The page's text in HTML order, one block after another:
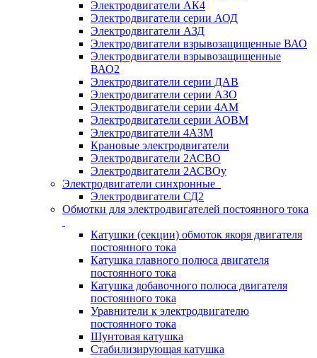
Электродвигатели АК4
Электродвигатели серии АОД
Электродвигатели АЗД
Электродвигатели взрывозащищенные ВАО
Электродвигатели взрывозащищенные
ВАО2
Электродвигатели серии ДАВ
Электродвигатели серии АЗО
Электродвигатели серии 4АМ
Электродвигатели серии АОВМ
Электродвигатели 4АЗМ
Крановые электродвигатели
Электродвигатели 2АСВО
Электродвигатели 2АСВОу
Электродвигатели синхронные
Электродвигатели СД2
Обмотки для электродвигателей постоянного тока
Катушки (секции) обмоток якоря двигателя
постоянного тока
Катушка главного полюса двигателя
постоянного тока
Катушка добавочного полюса двигателя
постоянного тока
Уравнители к электродвигателю
постоянного тока
Шунтовая катушка
Стабилизирующая катушка